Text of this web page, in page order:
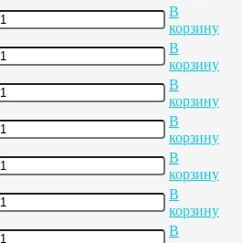
В
корзину
В
корзину
В
корзину
В
корзину
В
корзину
В
корзину
В